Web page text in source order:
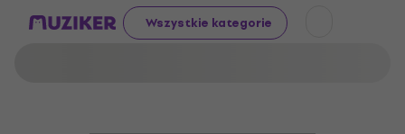
Wszystkie kategorie